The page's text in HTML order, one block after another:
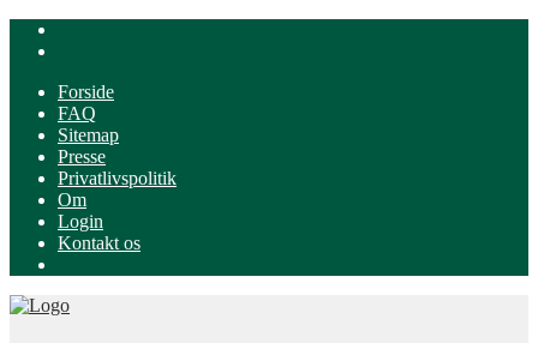
Forside
FAQ
Sitemap
Presse
Privatlivspolitik
Om
Login
Kontakt os